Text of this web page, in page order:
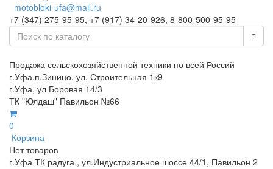
motobloki-ufa@mail.ru
+7 (347) 275-95-95, +7 (917) 34-20-926, 8-800-500-95-95
Продажа сельскохозяйственной техники по всей Россий
г.Уфа,п.Зинино, ул. Строительная 1к9
г.Уфа, ул Боровая 14/3
ТК "Юлдаш" Павильон №66
0
Корзина
Нет товаров
г.Уфа ТК радуга , ул.Индустриальное шоссе 44/1, Павильон 2